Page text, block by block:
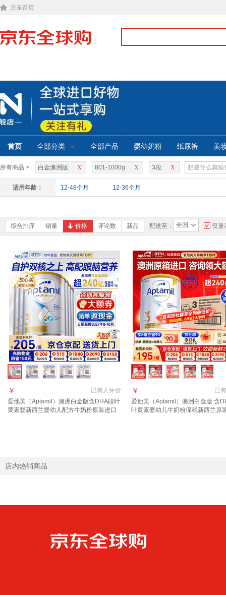
京东首页
首页 全部分类 全部产品 婴幼奶粉 纸尿裤 美
所有商品 > X
白金澳洲版 X
801-1000g X
3段
适用年龄： 12-48个月 12-36个月
综合排序 销量 价格 评论数 新品 配送至： 全国 仅显
已有人评价
￥
爱他美（Aptamil）澳洲白金版含DHA段叶
黄素婴新西兰婴幼儿配方牛奶粉原装进口
已有
￥
爱他美（Aptamil）澳洲白金版 含
叶黄素婴幼儿牛奶粉保税新西兰原
店内热销商品